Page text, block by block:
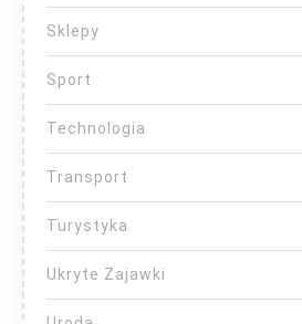
Sklepy
Sport
Technologia
Transport
Turystyka
Ukryte Zajawki